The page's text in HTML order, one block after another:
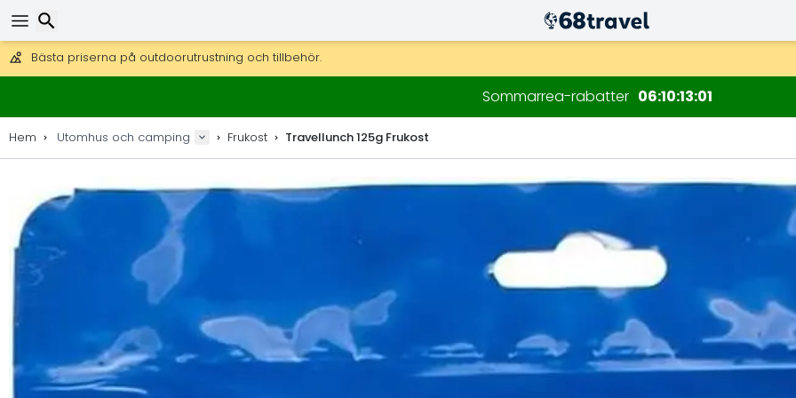
Få fri frakt på beställningar över 2 875 kr.
DHL Express över natten är också tillgängligt.
Sommarrea-rabatter 06101300
Hem Utomhus och camping Frukost Travellunch 125g Frukost
Sök